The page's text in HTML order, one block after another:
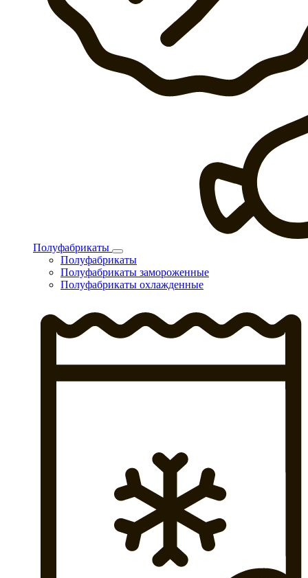
Полуфабрикаты
Полуфабрикаты
Полуфабрикаты замороженные
Полуфабрикаты охлажденные